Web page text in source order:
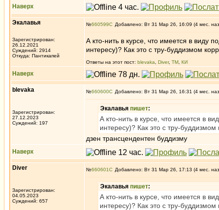
Наверх
Экалавья
Зарегистрирован:
26.12.2021
Суждений: 2914
Откуда: Пантикапей
№660599 Добавлено: Вт 31 Мар 26, 16:09 (4 мес.
А кто-нить в курсе, что имеется в виду
интересу)? Как это с тру-буддизмом
Ответы на этот пост: blevaka Diver, ТМ КИ
Наверх
blevaka
Зарегистрирован:
27.12.2023
Суждений: 197
№660600 Добавлено: Вт 31 Мар 26, 16:31 (4 мес.
Экалавья пишет:
А кто-нить в курсе, что имеется в
интересу)? Как это с тру-буддизмом
дзен трансцендентен буддизму
Наверх
Diver
Зарегистрирован:
04.05.2023
Суждений: 657
№660601 Добавлено: Вт 31 Мар 26, 17:13 (4 мес.
Экалавья пишет:
А кто-нить в курсе, что имеется в
интересу)? Как это с тру-буддизмом